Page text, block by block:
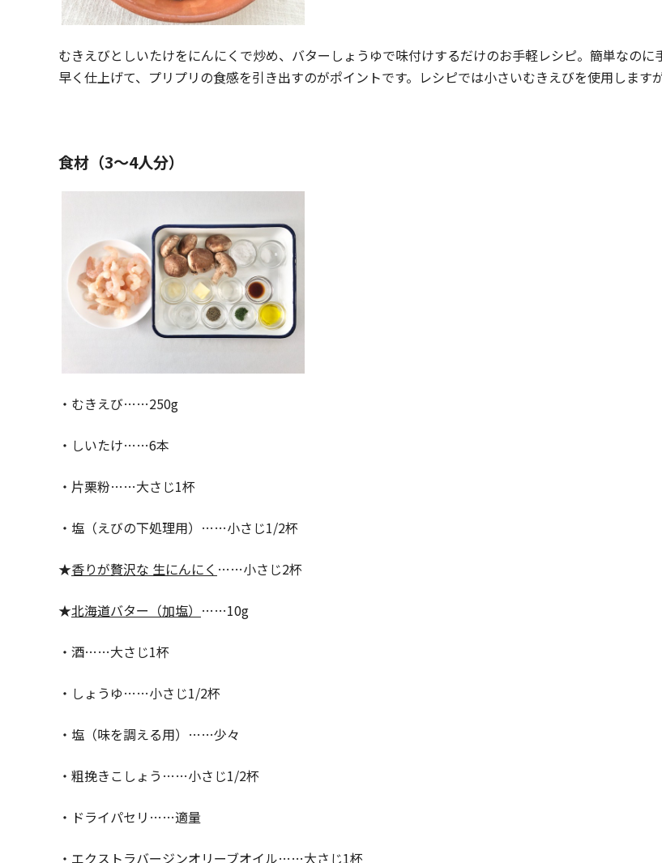
むきえびとしいたけをにんにくで炒め、バターしょうゆで味付けするだけのお手軽レシピ。簡単なの
早く仕上げて、プリプリの食感を引き出すのがポイントです。レシピでは小さいむきえびを使用します
食材（3〜4人分）
・むきえび……250g
・しいたけ……6本
・片栗粉……大さじ1杯
・塩（えびの下処理用）……小さじ1/2杯
★香りが贅沢な 生にんにく ……小さじ2杯
★北海道バター（加塩） ……10g
・酒……大さじ1杯
・しょうゆ……小さじ1/2杯
・塩（味を調える用）……少々
・粗挽きこしょう……小さじ1/2杯
・ドライパセリ……適量
・エクストラバージンオリーブオイル……大さじ1杯